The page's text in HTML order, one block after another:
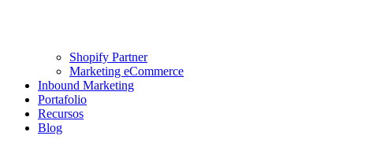
Shopify Partner
Marketing eCommerce
Inbound Marketing
Portafolio
Recursos
Blog